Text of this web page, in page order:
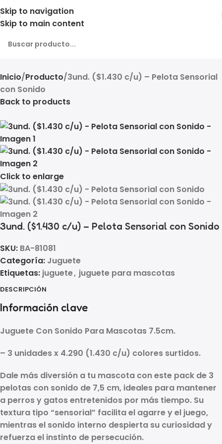
Skip to navigation
Skip to main content
Inicio Producto 3und. ($1.430 c/u) – Pelota Sensorial
con Sonido
Back to products
Click to enlarge
3und. ($1.430 c/u) – Pelota Sensorial con Sonido
SKU: BA-81081
Categoría: Juguete
Etiquetas: juguete, juguete para mascotas
DESCRIPCIÓN
Información clave
Juguete Con Sonido Para Mascotas 7.5cm.
– 3 unidades x 4.290 (1.430 c/u) colores surtidos.
Dale más diversión a tu mascota con este pack de 3
pelotas con sonido de 7,5 cm, ideales para mantener
a perros y gatos entretenidos por más tiempo. Su
textura tipo “sensorial” facilita el agarre y el juego,
mientras el sonido interno despierta su curiosidad y
refuerza el instinto de persecución.